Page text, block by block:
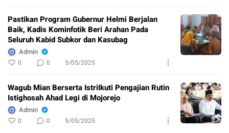
Pastikan Program Gubernur Helmi Berjalan
Baik, Kadis Kominfotik Beri Arahan Pada
Seluruh Kabid Subkor dan Kasubag
Admin
0 0 5/05/2025
Wagub Mian Berserta IstriIkuti Pengajian Rutin
Istighosah Ahad Legi di Mojorejo
Admin
0 0 5/05/2025